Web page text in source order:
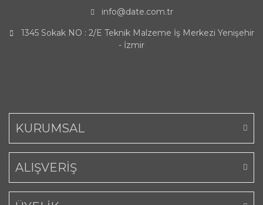
info@date.com.tr
1345 Sokak NO : 2/E Teknik Malzeme İş Merkezi Yenişehir
- İzmir
KURUMSAL
ALIŞVERİŞ